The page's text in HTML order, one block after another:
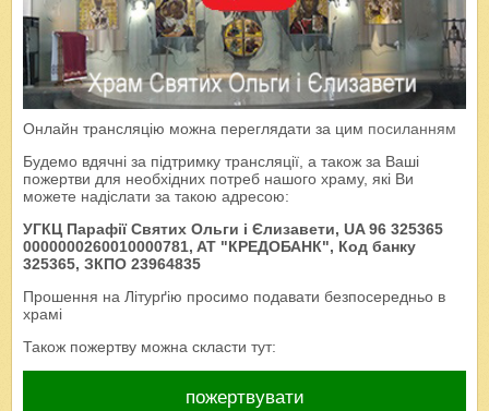
Онлайн трансляцію можна переглядати за цим посиланням
Будемо вдячні за підтримку трансляції, а також за Ваші
пожертви для необхідних потреб нашого храму, які Ви
можете надіслати за такою адресою:
УГКЦ Парафії Святих Ольги і Єлизавети, UA 96 325365
0000000260010000781, AT "КРЕДОБАНК", Код банку
325365, ЗКПО 23964835
Прошення на Літурґію просимо подавати безпосередньо в
храмі
Також пожертву можна скласти тут:
пожертвувати